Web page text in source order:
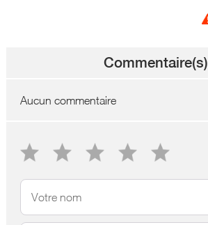
Commentaire(s)
Aucun commentaire